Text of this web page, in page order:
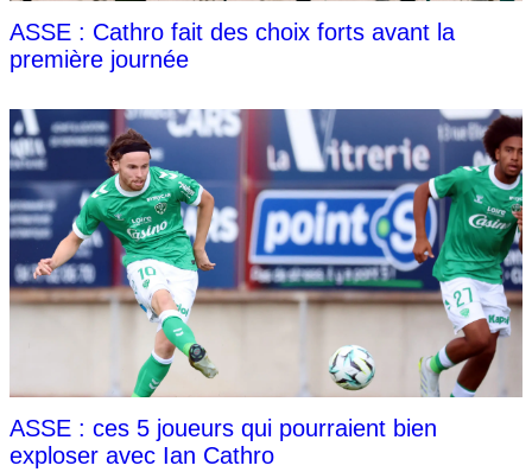
ASSE : Cathro fait des choix forts avant la
première journée
ASSE : ces 5 joueurs qui pourraient bien
exploser avec Ian Cathro